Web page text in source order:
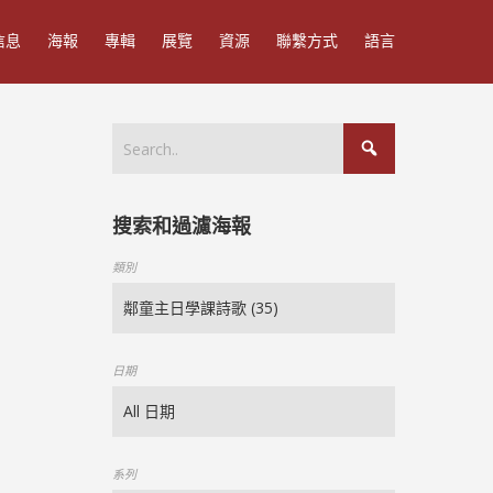
息 海報 專輯 展覽 資源 聯繫方式 語言
搜索和過濾海報
類別
日期
系列